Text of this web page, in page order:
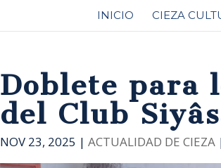
INICIO CIEZA
Doblete para
del Club
NOV 23, 2025 |ACTUALIDAD DE CIEZA